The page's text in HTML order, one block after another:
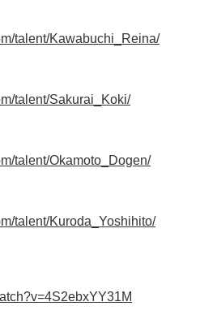
talent/Kawabuchi_Reina/
talent/Sakurai_Koki/
talent/Okamoto_Dogen/
talent/Kuroda_Yoshihito/